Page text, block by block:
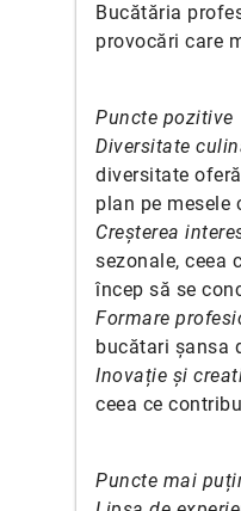
Bucătăria
provocări care
Puncte pozitive
Diversitate
diversitate
plan pe mesele
Creșterea
sezonale, ceea
încep să se
Formare
bucătari șansa
Inovație și
ceea ce
Puncte mai